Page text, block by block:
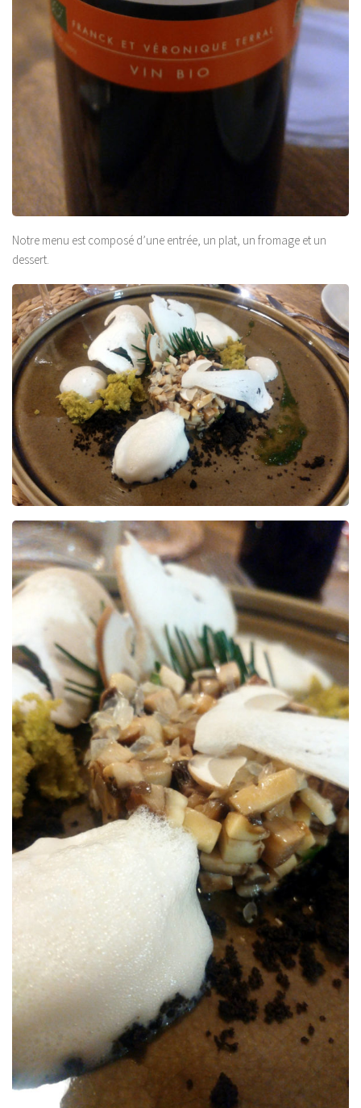
Notre menu est composé d’une entrée, un plat, un fromage et un
dessert.